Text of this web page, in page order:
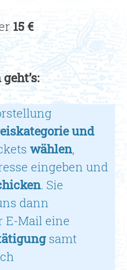
15 €
und
wählen,
eingeben und
. Sie
dann
E-Mail eine
samt